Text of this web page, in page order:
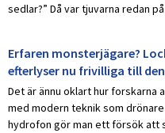
sedlar?” Då var tjuvarna redan
Erfaren monsterjägare?
efterlyser nu frivilliga till
Det är ännu oklart hur forskarna
med modern teknik som
hydrofon gör man ett försök att